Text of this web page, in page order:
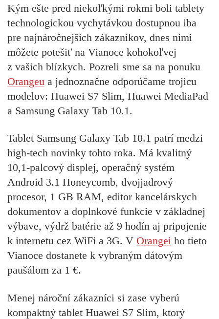
Kým ešte pred niekoľkými rokmi boli tablety
technologickou vychytávkou dostupnou iba
pre najnáročnejších zákazníkov, dnes nimi
môžete potešiť na Vianoce kohokoľvej
z vašich blízkych. Pozreli sme sa na ponuku
Orangeu a jednoznačne odporúčame trojicu
modelov: Huawei S7 Slim, Huawei MediaPad
a Samsung Galaxy Tab 10.1.
Tablet Samsung Galaxy Tab 10.1 patrí medzi
high-tech novinky tohto roka. Má kvalitný
10,1-palcový displej, operačný systém
Android 3.1 Honeycomb, dvojjadrový
procesor, 1 GB RAM, editor kancelárskych
dokumentov a doplnkové funkcie v základnej
výbave, výdrž batérie až 9 hodín aj pripojenie
k internetu cez WiFi a 3G. V Orangei ho tieto
Vianoce dostanete k vybraným dátovým
paušálom za 1 €.
Menej nároční zákazníci si zase vyberú
kompaktný tablet Huawei S7 Slim, ktorý